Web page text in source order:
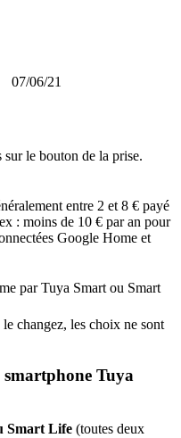
07/06/21
le bouton de la prise.
entre 2 et 8 € payé
: moins de 10 € par an pour
Google Home et
par Tuya Smart ou Smart
changez, les choix ne sont
Tuya
Smart Life (toutes deux